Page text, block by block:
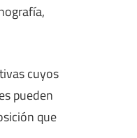
cuyos
pueden
que